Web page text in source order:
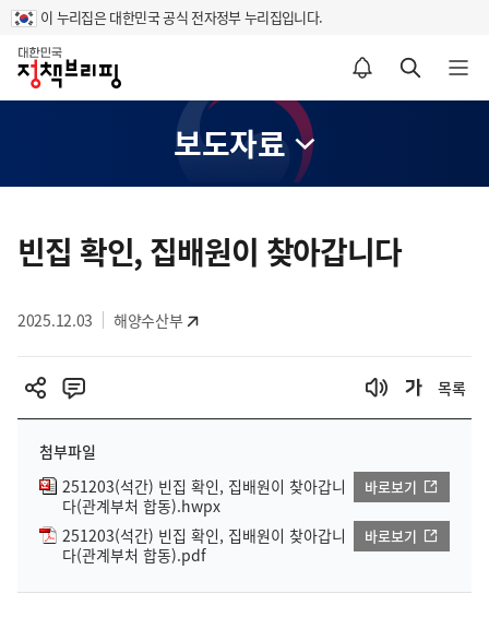
이 누리집은 대한민국 공식 전자정부 누리집입니다.
홈
알림설정 바로가기 검색 바로가기 메뉴 열기
보도자료
텐
츠
역
빈집 확인, 집배원이 찾아갑니다
2025.12.03 해양수산부
목록
첨부파일
251203(석간) 빈집 확인, 집배원이 찾아갑니
다(관계부처 합동).hwpx
바로보기
251203(석간) 빈집 확인, 집배원이 찾아갑니
다(관계부처 합동).pdf
바로보기